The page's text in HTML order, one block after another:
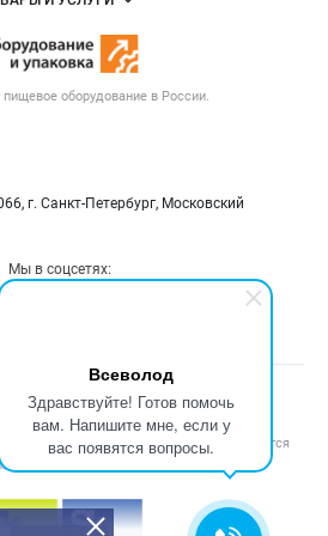
Всеволод
Здравствуйте! Готов помочь
вам. Напишите мне, если у
вас появятся вопросы.
пищевое оборудование в России.
г. Санкт-Петербург, Московский
рекламы
оферта
информация
персональных данных
Вакансии
для пищепрома
Тара и упаковка
у оборудование
Мы в соцсетях:
право, логотипы
12+ Все права защищены.
размещенной на данном сайте, допускается
активной гиперссылки на сайт